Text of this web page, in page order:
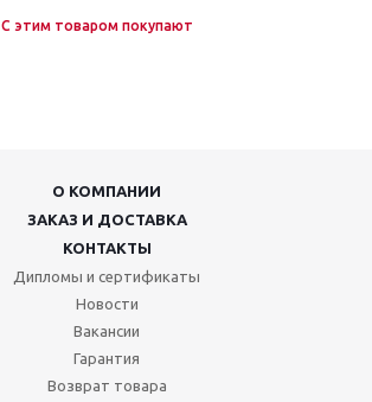
С этим товаром покупают
О КОМПАНИИ
ЗАКАЗ И ДОСТАВКА
КОНТАКТЫ
Дипломы и сертификаты
Новости
Вакансии
Гарантия
Возврат товара